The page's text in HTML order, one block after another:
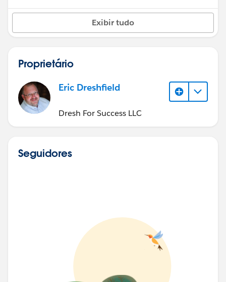
Exibir tudo
Proprietário
Eric Dreshfield
Dresh For Success LLC
Seguidores